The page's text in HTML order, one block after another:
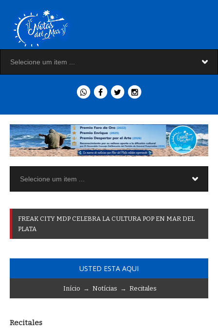
FREAK CITY MDP CELEBRA LA CULTURA POP EN MAR DEL
PLATA
USTED ESTA AQUI
Início → Notícias → Recitales
Recitales